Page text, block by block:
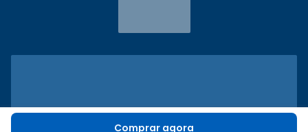
Comprar agora